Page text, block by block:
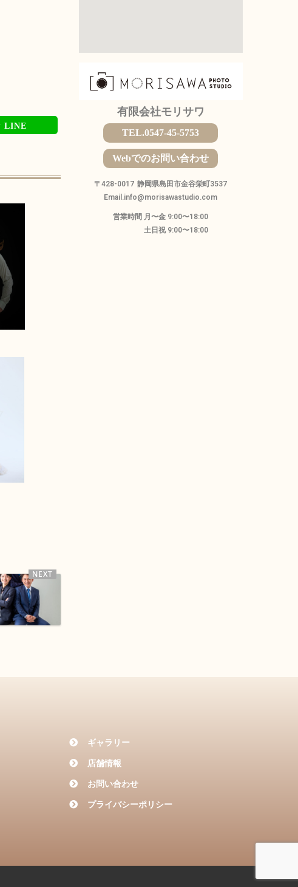
LINE
有限会社モリサワ
TEL.0547-45-5753
Webでのお問い合わせ
〒428-0017 静岡県島田市金谷栄町3537
Email.info@morisawastudio.com
営業時間 月〜金 9:00〜18:00
土日祝 9:00〜18:00
ギャラリー
店舗情報
お問い合わせ
プライバシーポリシー